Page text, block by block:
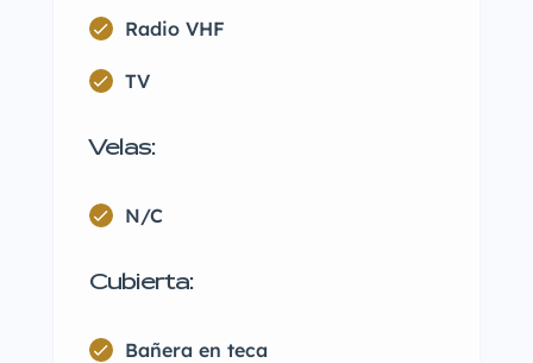
Radio VHF
TV
Velas:
N/C
Cubierta:
Bañera en teca